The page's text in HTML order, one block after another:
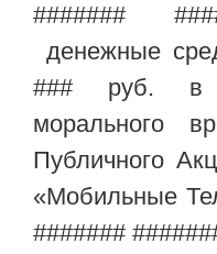
#######
денежные
### руб. в
морального
Публичного
«Мобильные
#######